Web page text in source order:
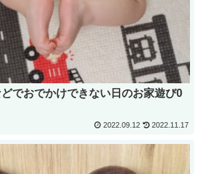
でおでかけできない日のお家遊び0
2022.09.12 2022.11.17